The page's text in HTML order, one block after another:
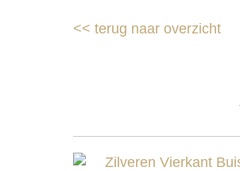
<< terug naar overzicht